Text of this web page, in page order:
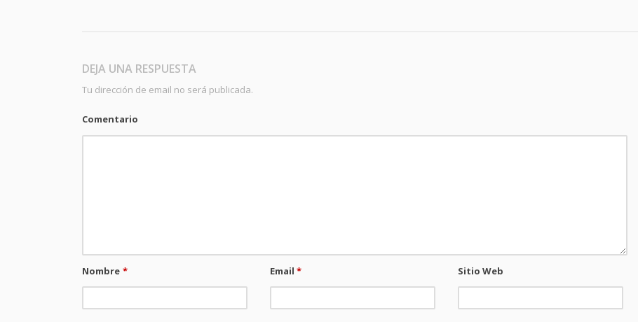
DEJA UNA RESPUESTA
Tu dirección de email no será publicada.
Comentario
Nombre * Email* Sitio Web